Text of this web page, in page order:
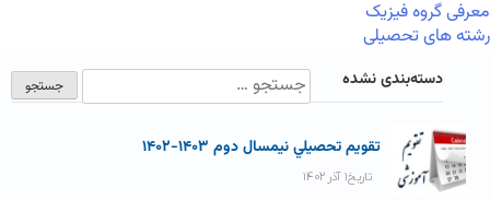
معرفی گروه فیزیک
رشته های تحصیلی
دسته‌بندی نشده
تقويم تحصيلي نيمسال دوم ۱۴۰۳-۱۴۰۲
تاریخ۱ آذر ۱۴۰۲